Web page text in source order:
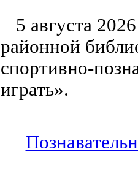
5 августа
районной
спортивно-
играть».